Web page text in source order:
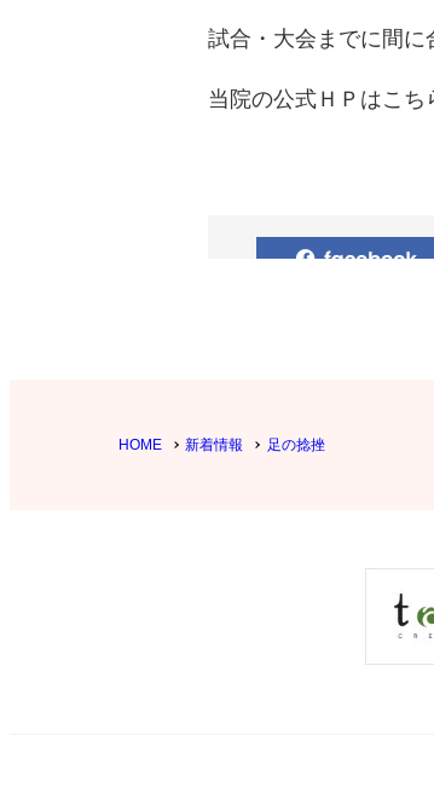
試合・大会までに間
当院の公式ＨＰは
HOME 新着情報 足の捻挫